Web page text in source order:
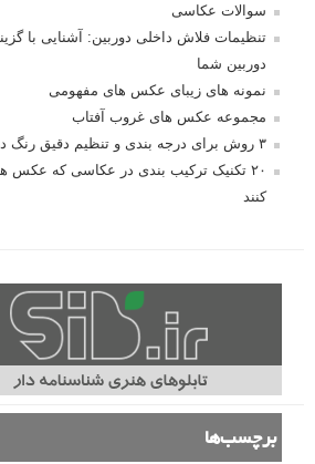
سوالات عکاسی
تنظیمات فلاش داخلی دوربین: آشنایی با
دوربین شما
نمونه های زیبای عکس های مفهومی
مجموعه عکس های غروب آفتاب
۳ روش برای درجه بندی و تنظیم دقیق رنگ در فتوشاپ
۲۰ تکنیک ترکیب بندی در عکاسی که عکس
کنند
برچسب‌ها